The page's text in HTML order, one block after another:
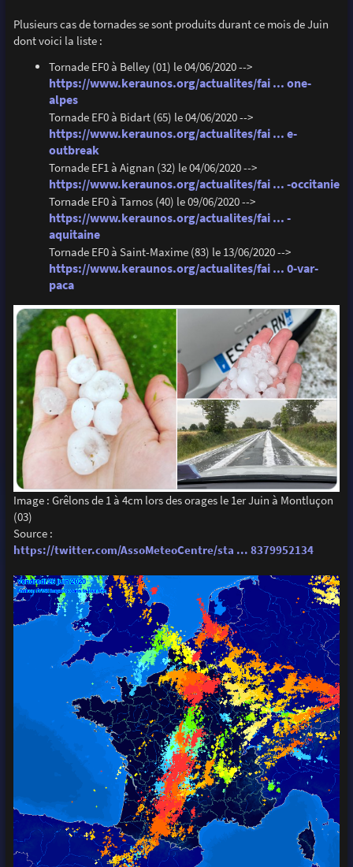
Plusieurs cas de tornades se sont produits durant ce mois de Juin
dont voici la liste :
Tornade EF0 à Belley (01) le 04/06/2020 -->
https://www.keraunos.org/actualites/fai ... one-
alpes
Tornade EF0 à Bidart (65) le 04/06/2020 -->
https://www.keraunos.org/actualites/fai ... e-
outbreak
Tornade EF1 à Aignan (32) le 04/06/2020 -->
https://www.keraunos.org/actualites/fai ... -occitanie
Tornade EF0 à Tarnos (40) le 09/06/2020 -->
https://www.keraunos.org/actualites/fai ... -
aquitaine
Tornade EF0 à Saint-Maxime (83) le 13/06/2020 -->
https://www.keraunos.org/actualites/fai ... 0-var-
paca
Image : Grêlons de 1 à 4cm lors des orages le 1er Juin à Montluçon
(03)
Source :
https://twitter.com/AssoMeteoCentre/sta ... 8379952134